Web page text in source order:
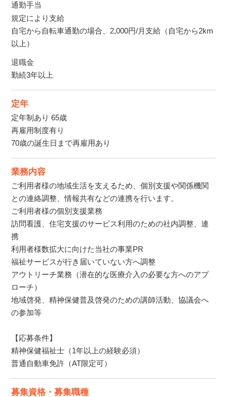
通勤手当
規定により支給
自宅から自転車通勤の場合、2,000円/月支給（自宅から2km
以上）
退職金
勤続3年以上
定年
定年制あり 65歳
再雇用制度有り
70歳の誕生日まで再雇用あり
業務内容
ご利用者様の地域生活を支えるため、個別支援や関係機関
との連絡調整、情報共有などの連携を行います。
ご利用者様の個別支援業務
訪問看護、住宅支援のサービス利用のための社内調整、連
携
利用者様数拡大に向けた当社の事業PR
福祉サービスが行き届いていない方へ調整
アウトリーチ業務（潜在的な医療介入の必要な方へのアプ
ローチ）
地域啓発、精神保健普及啓発のための講師活動、協議会へ
の参加等
【応募条件】
精神保健福祉士（1年以上の経験必須）
普通自動車免許（AT限定可）
募集資格・募集職種